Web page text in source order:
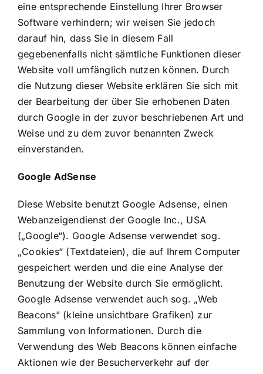
eine entsprechende Einstellung Ihrer Browser
Software verhindern; wir weisen Sie jedoch
darauf hin, dass Sie in diesem Fall
gegebenenfalls nicht sämtliche Funktionen dieser
Website voll umfänglich nutzen können. Durch
die Nutzung dieser Website erklären Sie sich mit
der Bearbeitung der über Sie erhobenen Daten
durch Google in der zuvor beschriebenen Art und
Weise und zu dem zuvor benannten Zweck
einverstanden.
Google AdSense
Diese Website benutzt Google Adsense, einen
Webanzeigendienst der Google Inc., USA
(„Google“). Google Adsense verwendet sog.
„Cookies“ (Textdateien), die auf Ihrem Computer
gespeichert werden und die eine Analyse der
Benutzung der Website durch Sie ermöglicht.
Google Adsense verwendet auch sog. „Web
Beacons“ (kleine unsichtbare Grafiken) zur
Sammlung von Informationen. Durch die
Verwendung des Web Beacons können einfache
Aktionen wie der Besucherverkehr auf der